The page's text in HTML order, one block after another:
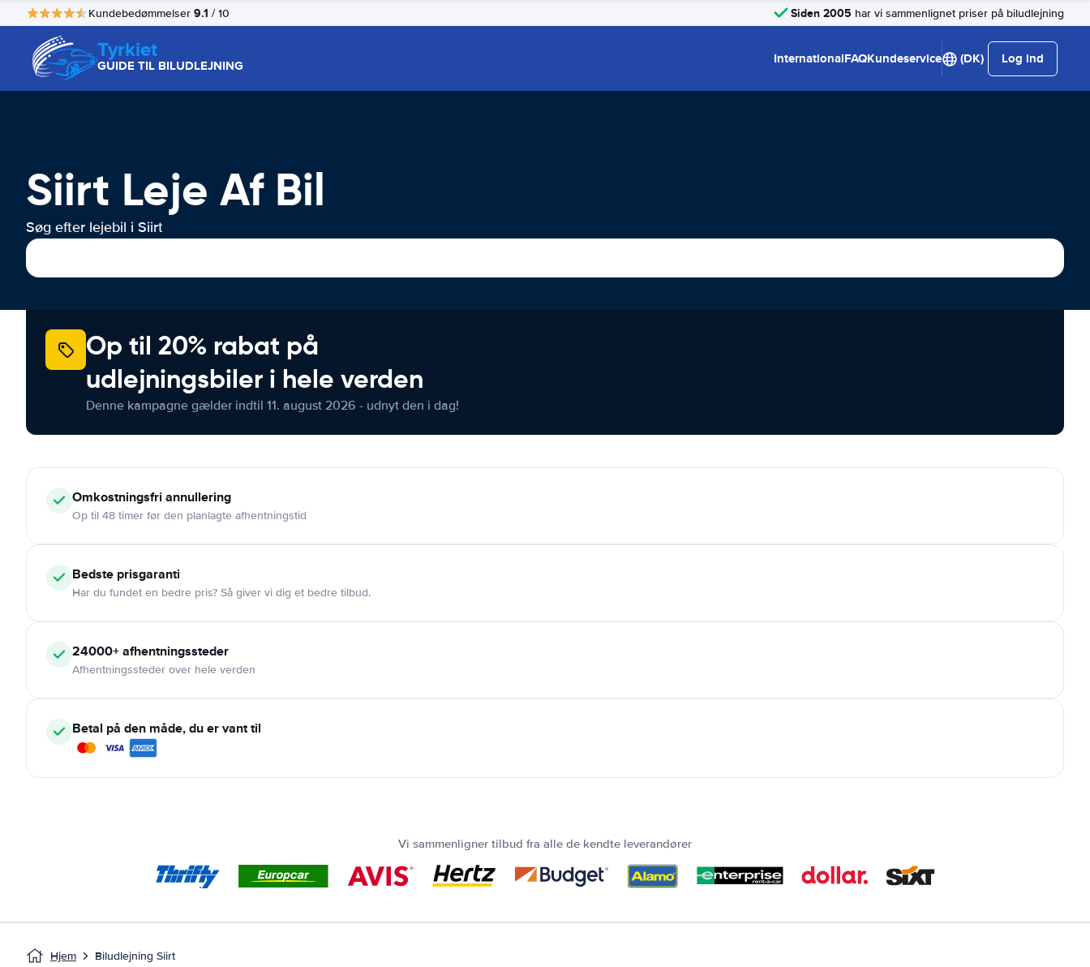
Kundebedømmelser 9.1 / 10 Siden 2005 har vi sammenlignet priser på biludlejning
Tyrkiet
GUIDE TIL BILUDLEJNING InternationalFAQKundeservice (DK) Log ind
Siirt Leje Af Bil
Søg efter lejebil i Siirt
Op til 20% rabat på
udlejningsbiler i hele verden
Denne kampagne gælder indtil 11. august 2026 - udnyt den i dag!
Omkostningsfri annullering
Op til 48 timer før den planlagte afhentningstid
Bedste prisgaranti
Har du fundet en bedre pris? Så giver vi dig et bedre tilbud.
24000+afhentningssteder
Afhentningssteder over hele verden
Betal på den måde, du er vant til
Vi sammenligner tilbud fra alle de kendte leverandører
Hjem Biludlejning Siirt